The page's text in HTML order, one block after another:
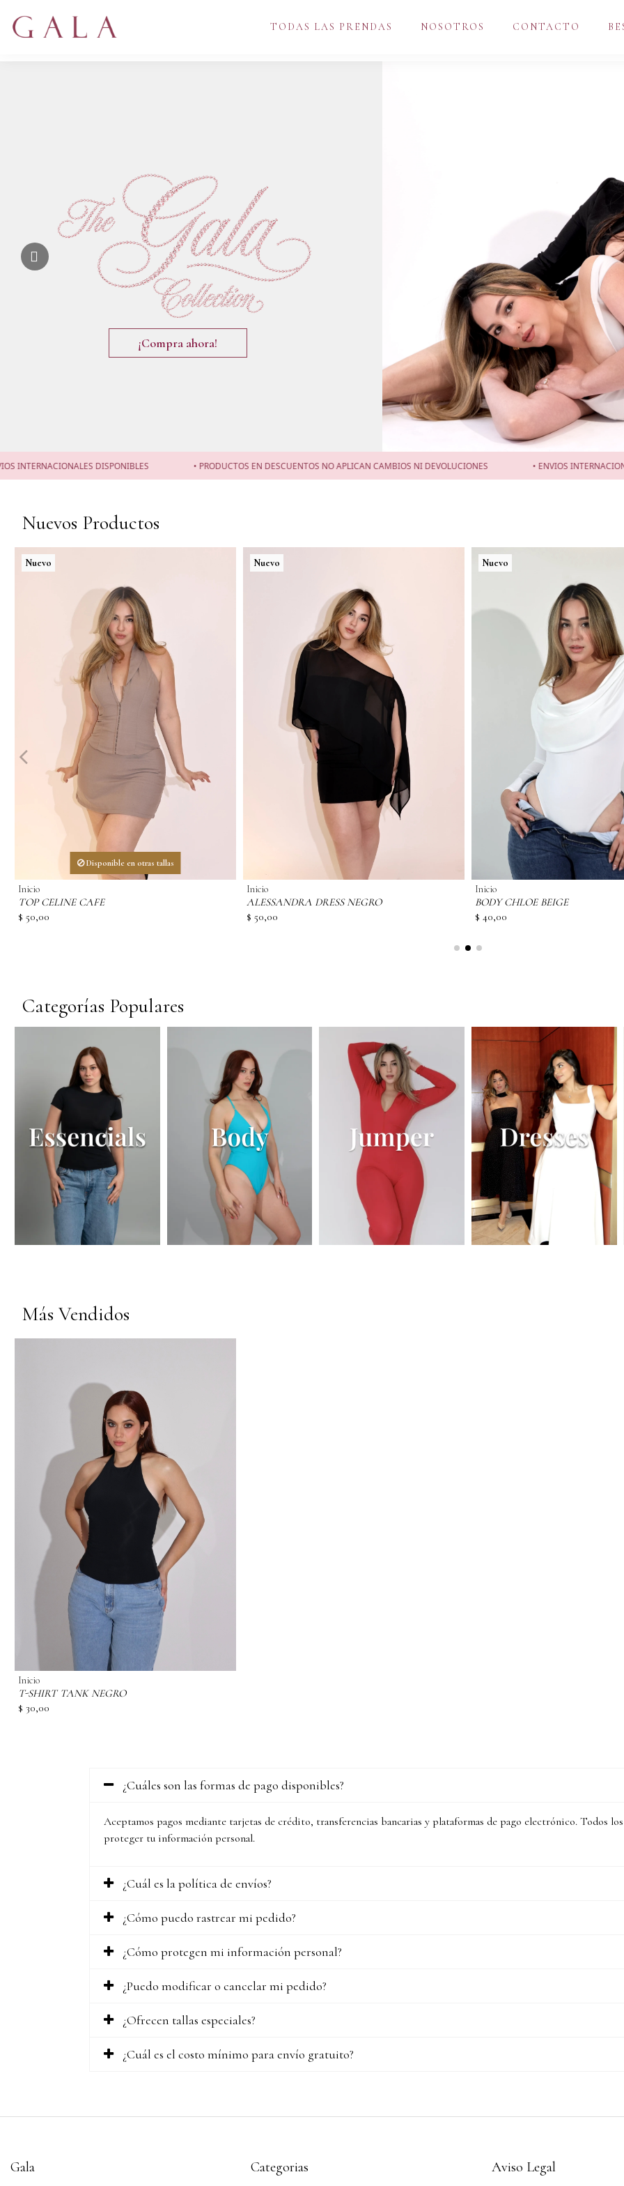
TODAS LAS PRENDAS NOSOTROS CONTACTO
¡Compra ahora!
DISPONIBLES • PRODUCTOS EN DESCUENTOS NO APLICAN CAMBIOS NI DEVOLUCIONES • ENVIOS INTERNACIONALES
Nuevos Productos
Nuevo
Disponible en otras tallas
Inicio
TOP CELINE CAFE
$ 50,00
Nuevo
Inicio
ALESSANDRA DRESS NEGRO
$ 50,00
Nuevo
Inicio
BODY CHLOE BEIGE
$ 40,00
Categorías Populares
Más Vendidos
Inicio
T-SHIRT TANK NEGRO
$ 30,00
¿Cuáles son las formas de pago disponibles?
Aceptamos pagos mediante tarjetas de crédito, transferencias bancarias y plataformas de pago electrónico. Todos los
proteger tu información personal.
¿Cuál es la política de envíos?
¿Cómo puedo rastrear mi pedido?
¿Cómo protegen mi información personal?
¿Puedo modificar o cancelar mi pedido?
¿Ofrecen tallas especiales?
¿Cuál es el costo mínimo para envío gratuito?
Gala Categorias Aviso Legal